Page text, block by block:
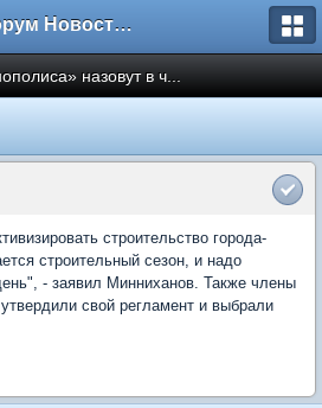
Форум Новостройки
назовут в ч...
строительство города-
строительный сезон, и надо
- заявил Минниханов. Также члены
свой регламент и выбрали